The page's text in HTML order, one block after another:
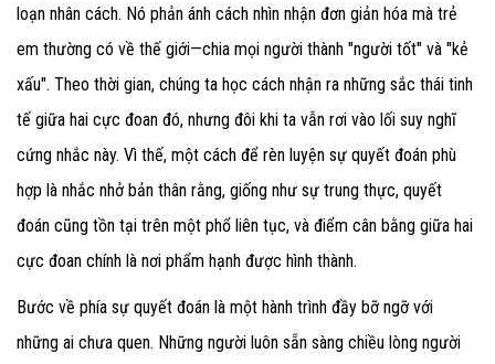
loạn nhân cách. Nó phản ánh cách nhìn nhận đơn giản hóa mà trẻ
em thường có về thế giới—chia mọi người thành "người tốt" và "kẻ
xấu". Theo thời gian, chúng ta học cách nhận ra những sắc thái tinh
tế giữa hai cực đoan đó, nhưng đôi khi ta vẫn rơi vào lối suy nghĩ
cứng nhắc này. Vì thế, một cách để rèn luyện sự quyết đoán phù
hợp là nhắc nhở bản thân rằng, giống như sự trung thực, quyết
đoán cũng tồn tại trên một phổ liên tục, và điểm cân bằng giữa hai
cực đoan chính là nơi phẩm hạnh được hình thành.
Bước về phía sự quyết đoán là một hành trình đầy bỡ ngỡ với
những ai chưa quen. Những người luôn sẵn sàng chiều lòng người